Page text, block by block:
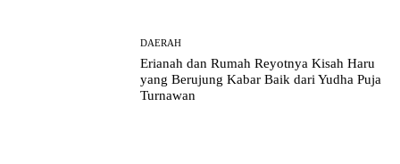
DAERAH
Erianah dan Rumah Reyotnya Kisah Haru
yang Berujung Kabar Baik dari Yudha Puja
Turnawan